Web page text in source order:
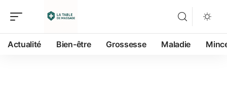
Actualité Bien-être Grossesse Maladie